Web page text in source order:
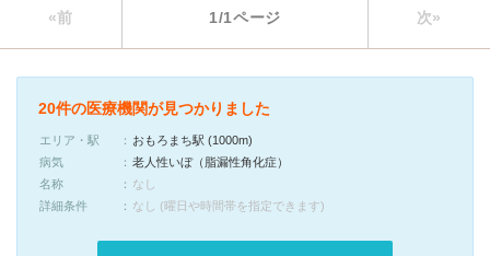
«前 1/1ページ 次»
20件の医療機関が見つかりました
エリア・駅
おもろまち駅 (1000m)
病気
老人性いぼ（脂漏性角化症）
名称
なし
詳細条件
なし (曜日や時間帯を指定できます)